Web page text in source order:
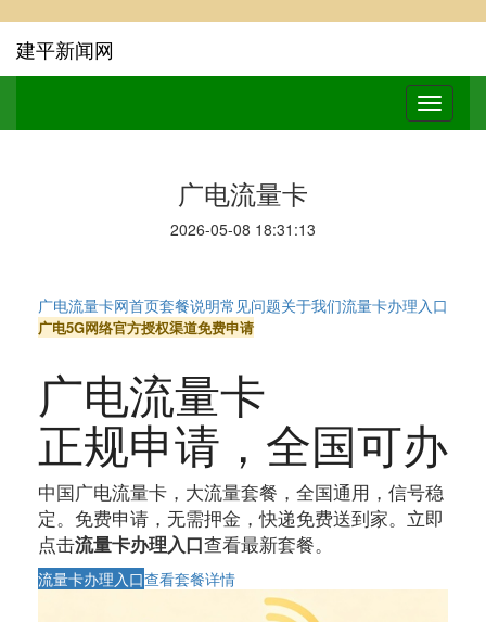
建平新闻网
广电流量卡
2026-05-08 18:31:13
广电流量卡网首页套餐说明常见问题关于我们流量卡办理入口
广电5G网络官方授权渠道免费申请
广电流量卡
正规申请 ，全国可办
中国广电流量卡，大流量套餐，全国通用，信号稳
定。免费申请，无需押金，快递免费送到家。立即
点击流量卡办理入口查看最新套餐。
流量卡办理入口查看套餐详情